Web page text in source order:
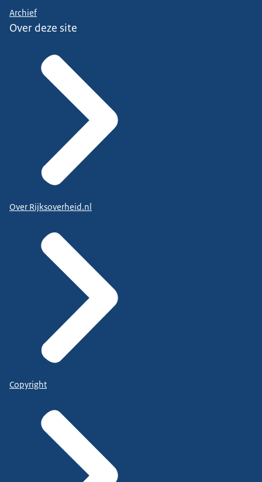
Archief
Over deze site
Over Rijksoverheid.nl
Copyright